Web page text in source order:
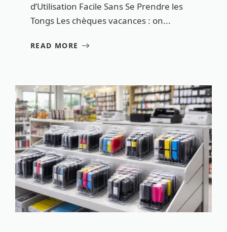
d’Utilisation Facile Sans Se Prendre les
Tongs Les chèques vacances : on...
READ MORE
VOYAGE